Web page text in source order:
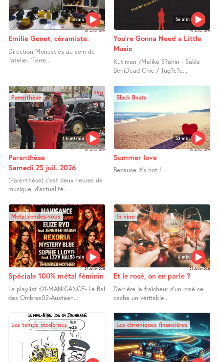
8 min
28 Juillet 2026
Emilie Genet, céramiste.
Direction Monestiés au sein de
l’atelier "Terre...
56 min
27 Juillet 2026
You’re Gonna Need a Little
Music
Kutiman /Melike S?ahin - Sakla
BeniDead Chic / Tug?c?e...
1 h 60 min
Parenthèse
25 Juillet 2026
Parenthèse
Samedi 25 juil. 2026
(Parenthèse) c’est deux heures de
musique, d’actualité...
53 min
Black Beats
25 Juillet 2026
Summer love
Because it’s hot ! ...
58 min
Metal rendez-vous
24 Juillet 2026
Spéciale 100% métal féminin
La playlist :01-MANIGANCE- Le Bal
des Ombres02-Austeen...
6 min
In vino
24 Juillet 2026
Et le rosé, on en parle ?
Derrière la fraîcheur d’un rosé se
cache un véritable...
Les temps modernes Les chroniques financières